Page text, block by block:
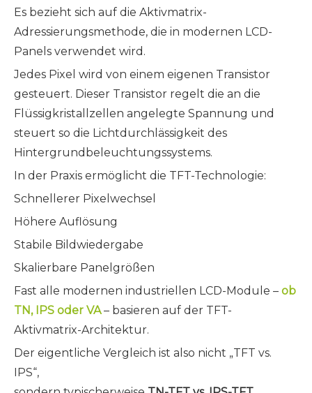
Es bezieht sich auf die Aktivmatrix-
Adressierungsmethode, die in modernen LCD-
Panels verwendet wird.
Jedes Pixel wird von einem eigenen Transistor
gesteuert. Dieser Transistor regelt die an die
Flüssigkristallzellen angelegte Spannung und
steuert so die Lichtdurchlässigkeit des
Hintergrundbeleuchtungssystems.
In der Praxis ermöglicht die TFT-Technologie:
Schnellerer Pixelwechsel
Höhere Auflösung
Stabile Bildwiedergabe
Skalierbare Panelgrößen
Fast alle modernen industriellen LCD-Module – ob
TN, IPS oder VA– basieren auf der TFT-
Aktivmatrix-Architektur.
Der eigentliche Vergleich ist also nicht „TFT vs.
IPS“,